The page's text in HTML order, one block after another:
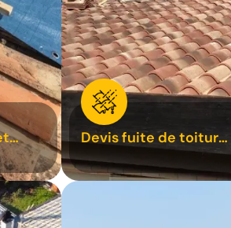
31
Devis fuite de toiture
31